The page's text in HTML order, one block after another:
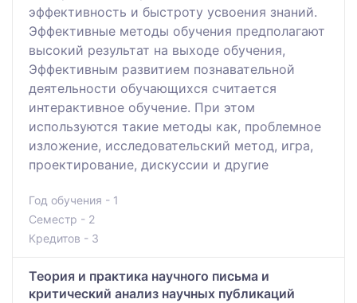
эффективность и быстроту усвоения знаний.
Эффективные методы обучения предполагают
высокий результат на выходе обучения,
Эффективным развитием познавательной
деятельности обучающихся считается
интерактивное обучение. При этом
используются такие методы как, проблемное
изложение, исследовательский метод, игра,
проектирование, дискуссии и другие
Год обучения - 1
Семестр - 2
Кредитов - 3
Теория и практика научного письма и
критический анализ научных публикаций